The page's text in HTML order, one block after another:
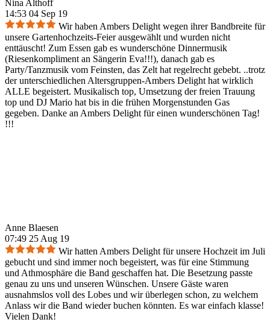
Nina Althoff
14:53 04 Sep 19
Wir haben Ambers Delight wegen ihrer Bandbreite für
unsere Gartenhochzeits-Feier ausgewählt und wurden nicht
enttäuscht! Zum Essen gab es wunderschöne Dinnermusik
(Riesenkompliment an Sängerin Eva!!!), danach gab es
Party/Tanzmusik vom Feinsten, das Zelt hat regelrecht gebebt. ..trotz
der unterschiedlichen Altersgruppen-Ambers Delight hat wirklich
ALLE begeistert. Musikalisch top, Umsetzung der freien Trauung
top und DJ Mario hat bis in die frühen Morgenstunden Gas
gegeben. Danke an Ambers Delight für einen wunderschönen Tag!
!!!
Anne Blaesen
07:49 25 Aug 19
Wir hatten Ambers Delight für unsere Hochzeit im Juli
gebucht und sind immer noch begeistert, was für eine Stimmung
und Athmosphäre die Band geschaffen hat. Die Besetzung passte
genau zu uns und unseren Wünschen. Unsere Gäste waren
ausnahmslos voll des Lobes und wir überlegen schon, zu welchem
Anlass wir die Band wieder buchen könnten. Es war einfach klasse!
Vielen Dank!